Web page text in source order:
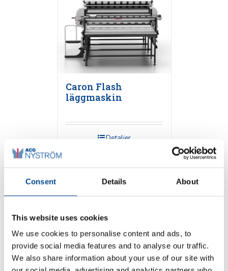
Consent Details About
This website uses cookies
We use cookies to personalise content and ads, to
provide social media features and to analyse our traffic.
We also share information about your use of our site with
Caron Flash
läggmaskin
Detaljer
Caron Phoenix